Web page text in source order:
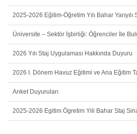
2025-2026 Eğitim-Öğretim Yılı Bahar Yarıyılı
Üniversite – Sektör İşbirliği: Öğrenciler İle
2026 Yılı Staj Uygulaması Hakkında Duyuru
2026 I. Dönem Havuz Eğitimi ve Ana Eğitim
Anket Duyuruları
2025-2026 Egitim Ögretim Yili Bahar Staj